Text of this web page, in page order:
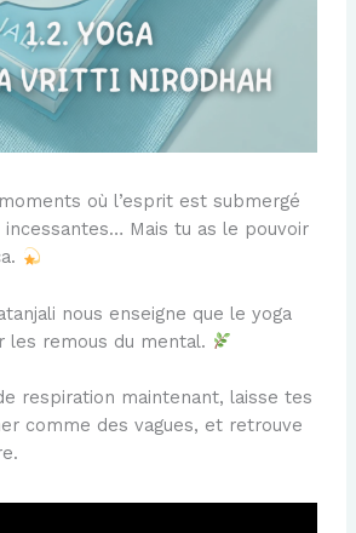
où l’esprit est submergé
Mais tu as le pouvoir
nous enseigne que le yoga
les remous du mental.
respiration maintenant, laisse tes
comme des vagues, et retrouve